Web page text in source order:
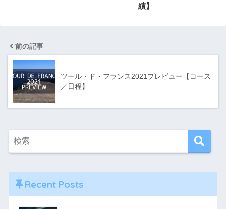
績】
前の記事
ツール・ド・フランス2021プレビュー【コース
／日程】
Recent Posts